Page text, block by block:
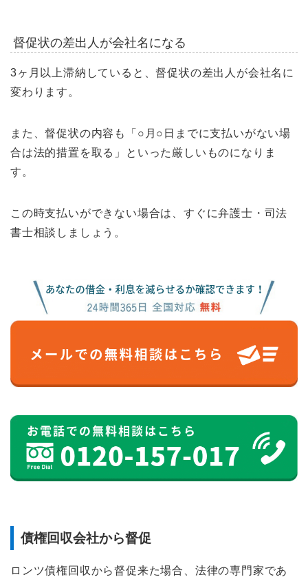
督促状の差出人が会社名になる
3ヶ月以上滞納していると、督促状の差出人が会社名に
変わります。
また、督促状の内容も「○月○日までに支払いがない場
合は法的措置を取る」といった厳しいものになりま
す。
この時支払いができない場合は、すぐに弁護士・司法
書士相談しましょう。
債権回収会社から督促
ロンツ債権回収から督促来た場合、法律の専門家であ